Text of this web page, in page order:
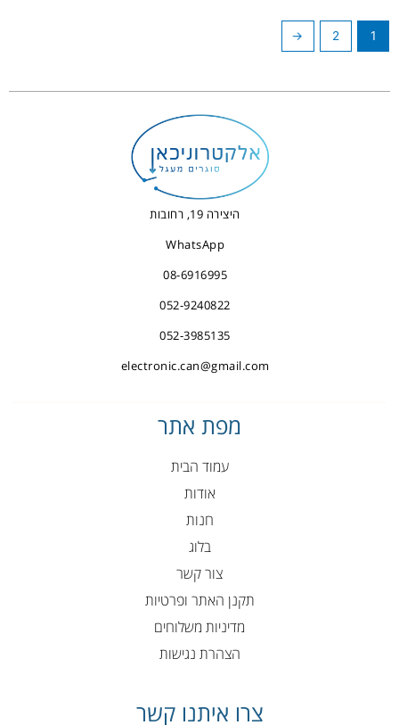
1
2
←
היצירה 19, רחובות
WhatsApp
08-6916995
052-9240822
052-3985135
electronic.can@gmail.com
מפת אתר
עמוד הבית
אודות
חנות
בלוג
צור קשר
תקנן האתר ופרטיות
מדיניות משלוחים
הצהרת נגישות
צרו איתנו קשר